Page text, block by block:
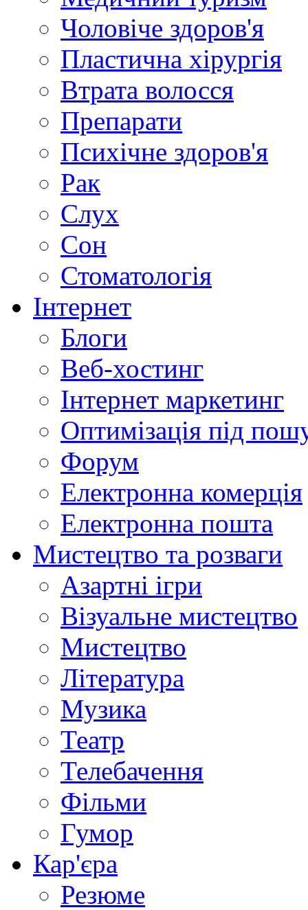
Чоловіче здоров'я
Пластична хірургія
Втрата волосся
Препарати
Психічне здоров'я
Рак
Слух
Сон
Стоматологія
Інтернет
Блоги
Веб-хостинг
Інтернет маркетинг
Оптимізація під
Форум
Електронна комерція
Електронна пошта
Мистецтво та розваги
Азартні ігри
Візуальне мистецтво
Мистецтво
Література
Музика
Театр
Телебачення
Фільми
Гумор
Кар'єра
Резюме